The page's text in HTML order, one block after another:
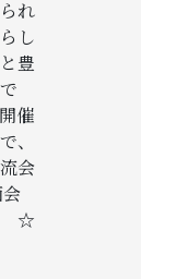
れ
し
豊
催
、
会
☆